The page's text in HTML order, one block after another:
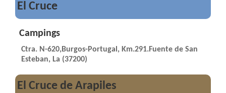
El Cruce
Campings
Ctra. N-620,Burgos-Portugal, Km.291.Fuente de San
Esteban, La (37200)
El Cruce de Arapiles